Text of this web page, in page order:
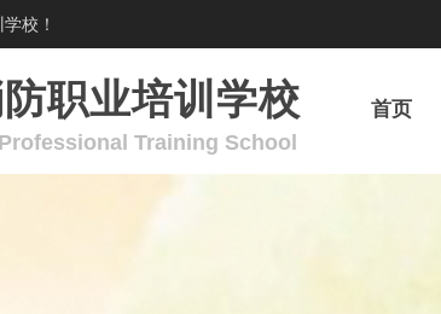
校！
职业培训学校
Training School
首页